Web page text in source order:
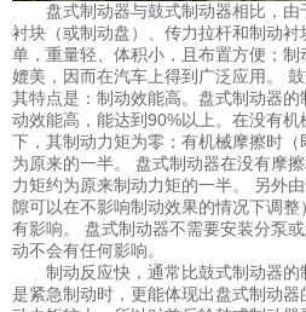
盘式制动器与鼓式制动器相比，由
衬块（或制动盘）、传力拉杆和制动
单，重量轻、体积小，且布置方便；
媲美，因而在汽车上得到广泛应用。
其特点是：制动效能高。盘式制动器
动效能高，能达到90%以上。在没有
下，其制动力矩为零；有机械摩擦时
为原来的一半。 盘式制动器在没有摩
力矩约为原来制动力矩的一半。 另外
隙可以在不影响制动效果的情况下调
有影响。 盘式制动器不需要安装分泵
动不会有任何影响。
制动反应快，通常比鼓式制动器的
是紧急制动时，更能体现出盘式制动